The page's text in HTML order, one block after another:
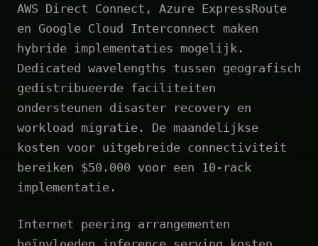
AWS Direct Connect, Azure ExpressRoute
en Google Cloud Interconnect maken
hybride implementaties mogelijk.
Dedicated wavelengths tussen geografisch
gedistribueerde faciliteiten
ondersteunen disaster recovery en
workload migratie. De maandelijkse
kosten voor uitgebreide connectiviteit
bereiken $50.000 voor een 10-rack
implementatie.
Internet peering arrangementen